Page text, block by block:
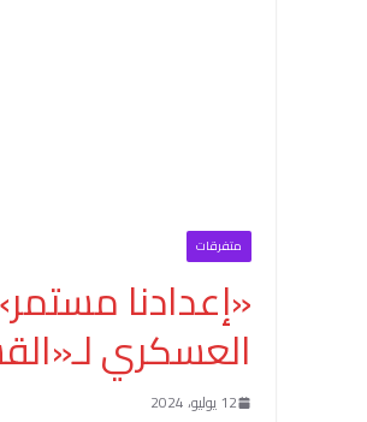
متفرقات
«إعدادنا
العسكري
12 يوليو، 2024